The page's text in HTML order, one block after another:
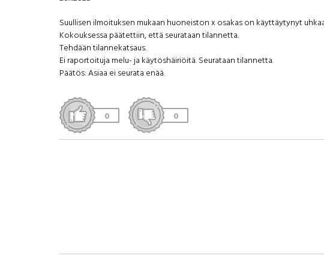
Suullisen ilmoituksen mukaan huoneiston x osakas on käyttäytynyt
Kokouksessa päätettiin, että seurataan tilannetta.
Tehdään tilannekatsaus.
Ei raportoituja melu- ja käytöshäiriöitä. Seurataan tilannetta.
Päätös: Asiaa ei seurata enää.
0 0